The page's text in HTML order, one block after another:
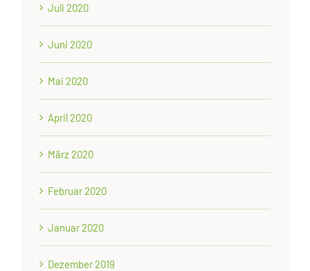
Juli 2020
Juni 2020
Mai 2020
April 2020
März 2020
Februar 2020
Januar 2020
Dezember 2019